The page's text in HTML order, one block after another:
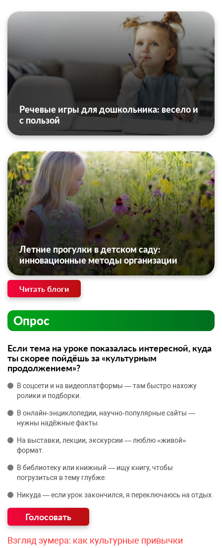
Речевые игры для дошкольника: весело и
с пользой
Летние прогулки в детском саду:
инновационные методы организации
Читать блоги
Опрос
Если тема на уроке показалась интересной, куда
ты скорее пойдёшь за «культурным
продолжением»?
В соцсети и на видеоплатформы — там быстро нахожу
ролики и подборки.
В онлайн‑энциклопедии, научно‑популярные сайты —
нужны надёжные факты.
На выставки, лекции, экскурсии — люблю «живой»
формат.
В библиотеку или книжный — ищу книгу, чтобы
погрузиться в тему глубже.
Никуда — если урок закончился, я переключаюсь на отдых.
Взгляд зумера: как культурные привычки